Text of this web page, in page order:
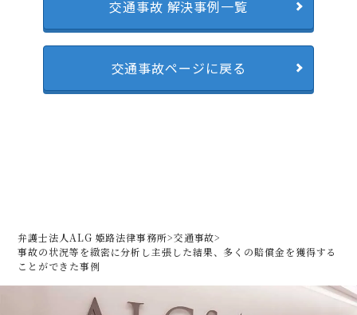
交通事故 解決事例一覧
交通事故ページに戻る
弁護士法人ALG 姫路法律事務所>交通事故>
事故の状況等を緻密に分析し主張した結果、多くの賠償金を獲得する
ことができた事例